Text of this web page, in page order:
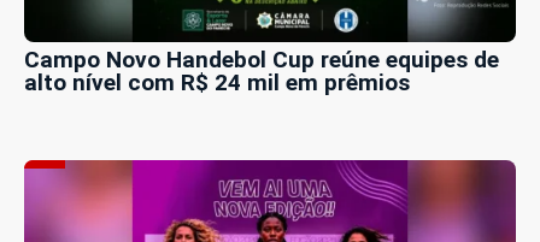
Campo Novo Handebol Cup reúne equipes de
alto nível com R$ 24 mil em prêmios